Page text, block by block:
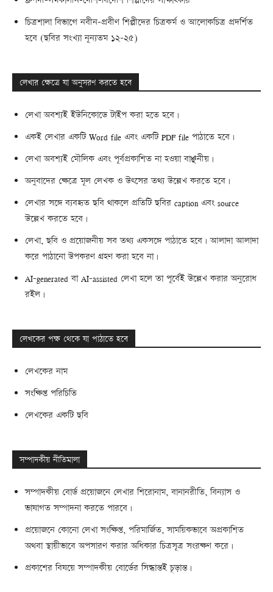
চিত্রশালা বিভাগে নবীন-প্রবীণ শিল্পীদের চিত্রকর্ম ও আলোকচিত্র প্রদর্শিত
হবে (ছবির সংখ্যা নূন্যতম ১২-২৫)
লেখার ক্ষেত্রে যা অনুসরণ করতে হবে
লেখা অবশ্যই ইউনিকোডে টাইপ করা হতে হবে।
একই লেখার একটি Word file এবং একটি PDF file পাঠাতে হবে।
লেখা অবশ্যই মৌলিক এবং পূর্বপ্রকাশিত না হওয়া বাঞ্ছনীয়।
অনুবাদের ক্ষেত্রে মূল লেখক ও উৎসের তথ্য উল্লেখ করতে হবে।
লেখার সঙ্গে ব্যবহৃত ছবি থাকলে প্রতিটি ছবির caption এবং source
উল্লেখ করতে হবে।
লেখা, ছবি ও প্রয়োজনীয় সব তথ্য একসঙ্গে পাঠাতে হবে। আলাদা আলাদা
করে পাঠানো উপকরণ গ্রহণ করা হবে না।
AI-generated বা AI-assisted লেখা হলে তা পূর্বেই উল্লেখ করার অনুরোধ
রইল।
লেখকের পক্ষ থেকে যা পাঠাতে হবে
লেখকের নাম
সংক্ষিপ্ত পরিচিতি
লেখকের একটি ছবি
সম্পাদকীয় নীতিমালা
সম্পাদকীয় বোর্ড প্রয়োজনে লেখার শিরোনাম, বানানরীতি, বিন্যাস ও
ভাষাগত সম্পাদনা করতে পারবে।
প্রয়োজনে কোনো লেখা সংক্ষিপ্ত, পরিমার্জিত, সাময়িকভাবে অপ্রকাশিত
অথবা স্থায়ীভাবে অপসারণ করার অধিকার চিত্রসূত্র সংরক্ষণ করে।
প্রকাশের বিষয়ে সম্পাদকীয় বোর্ডের সিদ্ধান্তই চূড়ান্ত।